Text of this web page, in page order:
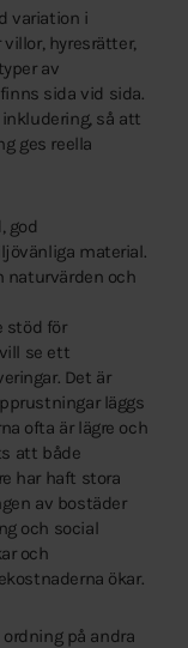
variation i
hyresrätter,
av
sida vid sida.
så att
ges reella
god
material.
naturvärden och
stöd för
se ett
Det är
läggs
ofta är lägre och
att både
har haft stora
av bostäder
och social
och
ökar.
på andra